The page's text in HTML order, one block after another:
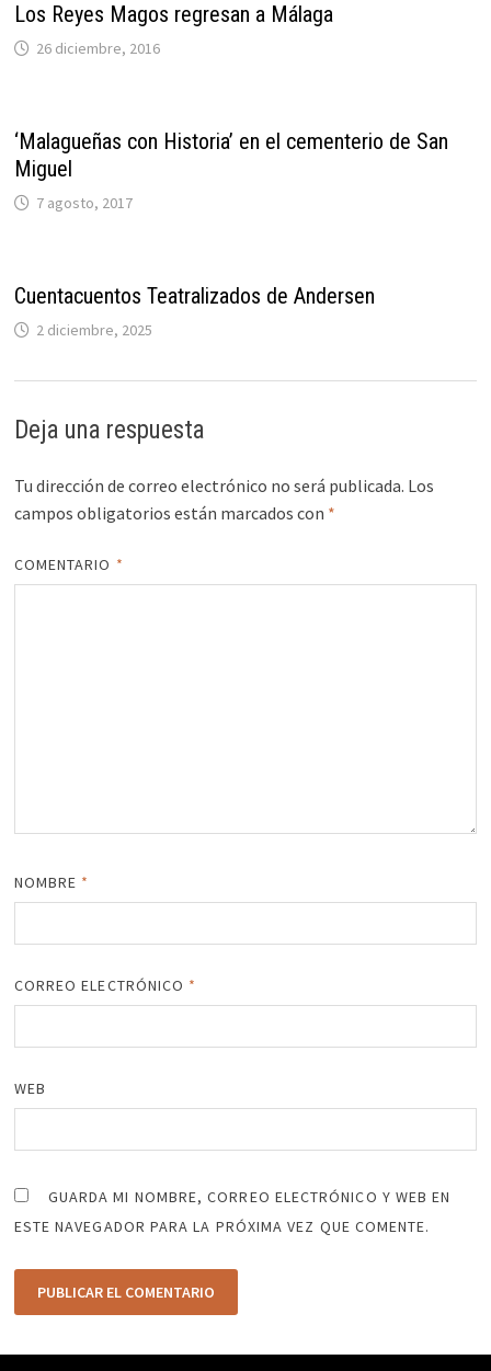
Los Reyes Magos regresan a Málaga
26 diciembre, 2016
‘Malagueñas con Historia’ en el cementerio de San
Miguel
7 agosto, 2017
Cuentacuentos Teatralizados de Andersen
2 diciembre, 2025
Deja una respuesta
Tu dirección de correo electrónico no será publicada. Los
campos obligatorios están marcados con *
COMENTARIO *
NOMBRE *
CORREO ELECTRÓNICO *
WEB
GUARDA MI NOMBRE, CORREO ELECTRÓNICO Y WEB EN
ESTE NAVEGADOR PARA LA PRÓXIMA VEZ QUE COMENTE.